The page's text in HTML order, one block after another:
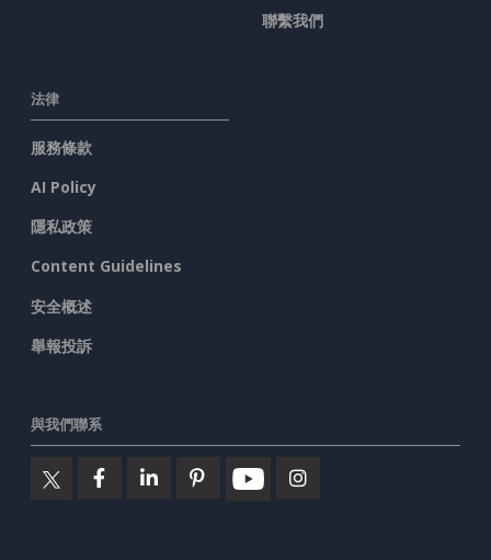
聯繫我們
法律
服務條款
AI Policy
隱私政策
Content Guidelines
安全概述
舉報投訴
與我們聯系